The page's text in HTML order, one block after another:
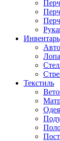
Текстиль